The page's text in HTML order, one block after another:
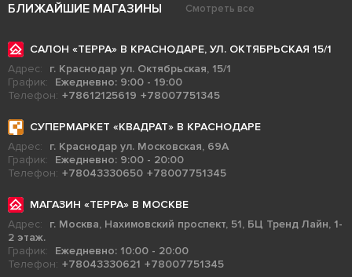
БЛИЖАЙШИЕ МАГАЗИНЫ Смотреть все
САЛОН «ТЕРРА» В КРАСНОДАРЕ, УЛ. ОКТЯБРЬСКАЯ 15/1
Адрес:
г. Краснодар ул. Октябрьская, 15/1
График:
Ежедневно: 9:00 - 19:00
Телефон: +78612125619 +78007751345
СУПЕРМАРКЕТ «КВАДРАТ» В КРАСНОДАРЕ
Адрес:
г. Краснодар ул. Московская, 69А
График:
Ежедневно: 9:00 - 20:00
Телефон: +78043330650 +78007751345
МАГАЗИН «ТЕРРА» В МОСКВЕ
Адрес:
г. Москва, Нахимовский проспект, 51, БЦ Тренд Лайн, 1-
2 этаж.
График:
Ежедневно: 10:00 - 20:00
Телефон: +78043330621 +78007751345